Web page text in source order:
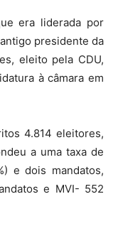
era liderada por
presidente da
eleito pela CDU,
à câmara em
4.814 eleitores,
a uma taxa de
e dois mandatos,
e MVI- 552